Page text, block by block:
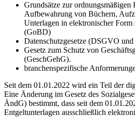
Grundsätze zur ordnungsmäßigen
Aufbewahrung von Büchern,
Unterlagen in elektronischer
(GoBD)
Datenschutzgesetze (DSGVO
Gesetz zum Schutz von
(GeschGehG).
branchenspezifische
Seit dem 01.01.2022 wird ein Teil der
Eine Änderung im Gesetz des
ÄndG) bestimmt, dass seit dem
Entgeltunterlagen ausschließlich